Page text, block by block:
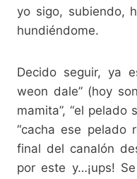
yo sigo, subiendo,
hundiéndome.
Decido seguir, ya
weon dale” (hoy
mamita”, “el pelado
“cacha ese pelado
final del canalón
por este y…¡ups!